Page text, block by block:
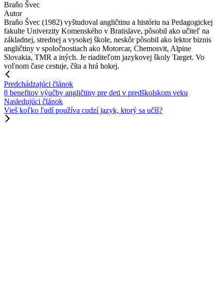
Braňo Švec
Autor
Braňo Švec (1982) vyštudoval angličtinu a históriu na Pedagogickej
fakulte Univerzity Komenského v Bratislave, pôsobil ako učiteľ na
základnej, strednej a vysokej škole, neskôr pôsobil ako lektor biznis
angličtiny v spoločnostiach ako Motorcar, Chemosvit, Alpine
Slovakia, TMR a iných. Je riaditeľom jazykovej školy Target. Vo
voľnom čase cestuje, číta a hrá hokej.
Predchádzajúci článok
8 benefitov výučby angličtiny pre deti v predškolskom veku
Nasledujúci článok
Vieš koľko ľudí používa cudzí jazyk, ktorý sa učíš?